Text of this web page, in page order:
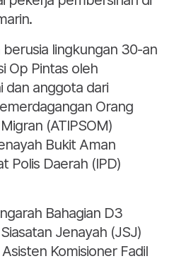
lingkungan 30-an
Op Pintas oleh
dan anggota dari
Orang
(ATIPSOM)
Bukit Aman
Polis Daerah (IPD)
Bahagian D3
Jenayah (JSJ)
Komisioner Fadil